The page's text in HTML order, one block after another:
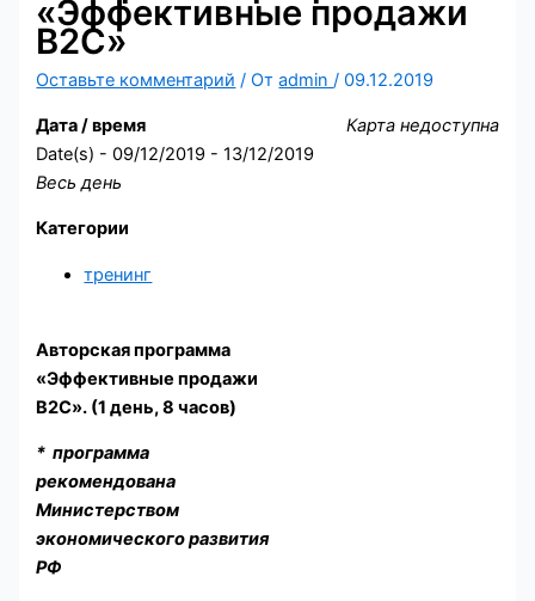
«Эффективные продажи
В2С»
Оставьте комментарий / Отadmin/09.12.2019
Карта недоступна
Дата / время
Date(s) - 09/12/2019 - 13/12/2019
Весь день
Категории
тренинг
Авторская программа
«Эффективные продажи
В2С». (1 день, 8 часов)
* программа
рекомендована
Министерством
экономического развития
РФ